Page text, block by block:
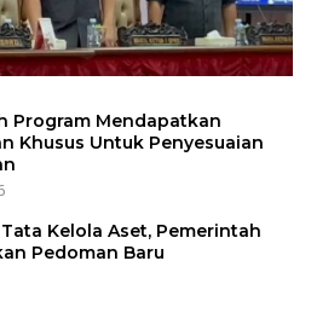
Program Mendapatkan
Khusus Untuk Penyesuaian
Kelola Aset, Pemerintah
Pedoman Baru